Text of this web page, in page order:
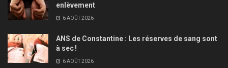
enlèvement
6 AOÛT 2026
ANS de Constantine : Les réserves de sang sont
à sec !
6 AOÛT 2026